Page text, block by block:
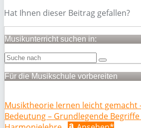
Hat Ihnen dieser Beitrag gefallen?
Musikunterricht suchen in:
Für die Musikschule vorbereiten
Musiktheorie lernen leicht gemacht
Bedeutung – Grundlegende